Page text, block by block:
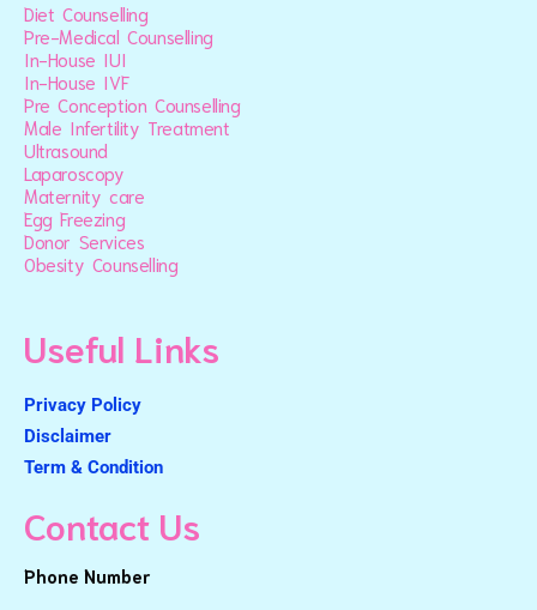
Diet Counselling
Pre-Medical Counselling
In-House IUI
In-House IVF
Pre Conception Counselling
Male Infertility Treatment
Ultrasound
Laparoscopy
Maternity care
Egg Freezing
Donor Services
Obesity Counselling
Useful Links
Privacy Policy
Disclaimer
Term & Condition
Contact Us
Phone Number